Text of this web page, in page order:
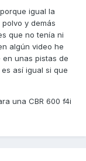
igual la
y demás
que no tenía ni
algún video he
unas pistas de
así igual si que
una CBR 600 f4i